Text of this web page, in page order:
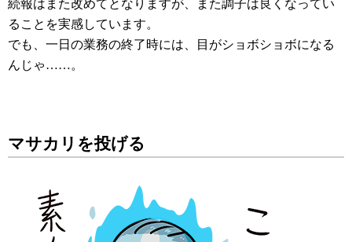
続報はまた改めてとなりますが、また調子は良くなってい
ることを実感しています。
でも、一日の業務の終了時には、目がショボショボになる
んじゃ……。
マサカリを投げる